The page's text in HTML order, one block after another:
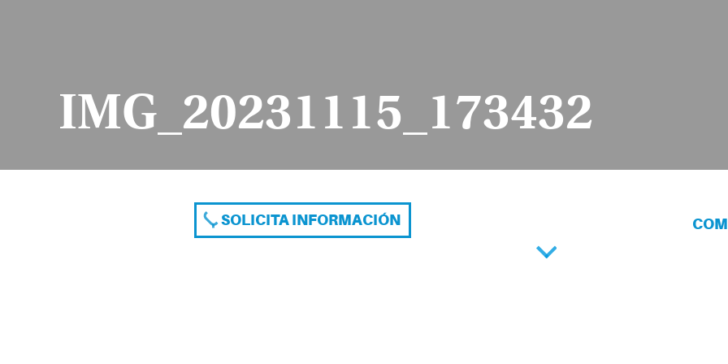
IMG_20231115_173432
SOLICITA INFORMACIÓN